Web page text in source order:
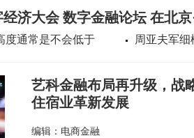
经济大会 数字金融论坛 在北
度通常是不会低于 周亚夫军
艺科金融布局再升级，战
住宿业革新发展
编辑：电商金融